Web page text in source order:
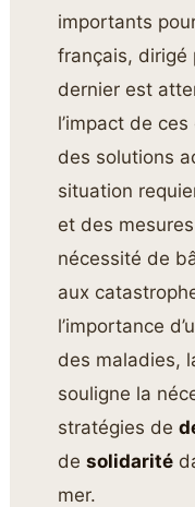
importants
français, dirigé
dernier est
l’impact de
des solutions
situation
et des
nécessité de
aux
l’importance
des maladies,
souligne la
stratégies de
desolidarité
mer.